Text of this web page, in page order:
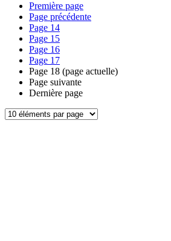
Première page
Page précédente
Page 14
Page 15
Page 16
Page 17
Page 18 (page actuelle)
Page suivante
Dernière page